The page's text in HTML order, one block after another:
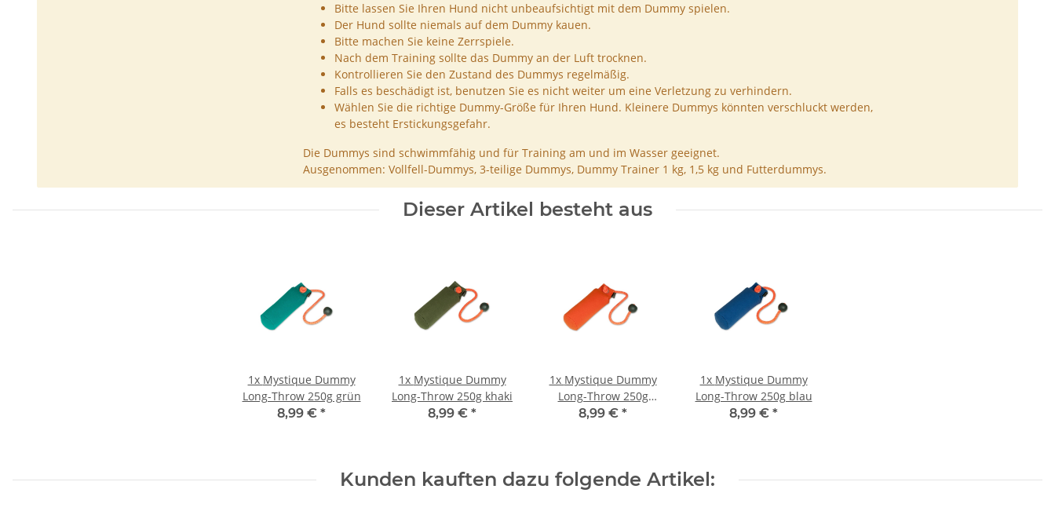
Bitte lassen Sie Ihren Hund nicht unbeaufsichtigt mit dem Dummy spielen.
Der Hund sollte niemals auf dem Dummy kauen.
Bitte machen Sie keine Zerrspiele.
Nach dem Training sollte das Dummy an der Luft trocknen.
Kontrollieren Sie den Zustand des Dummys regelmäßig.
Falls es beschädigt ist, benutzen Sie es nicht weiter um eine Verletzung zu verhindern.
Wählen Sie die richtige Dummy-Größe für Ihren Hund. Kleinere Dummys könnten verschluckt werden,
es besteht Erstickungsgefahr.
Die Dummys sind schwimmfähig und für Training am und im Wasser geeignet.
Ausgenommen: Vollfell-Dummys, 3-teilige Dummys, Dummy Trainer 1 kg, 1,5 kg und Futterdummys.
Dieser Artikel besteht aus
1x Mystique Dummy
Long-Throw 250g grün
8,99 € *
1x Mystique Dummy
Long-Throw 250g khaki
8,99 € *
1x Mystique Dummy
Long-Throw 250g
orange
8,99 € *
1x Mystique Dummy
Long-Throw 250g blau
8,99 € *
Kunden kauften dazu folgende Artikel: